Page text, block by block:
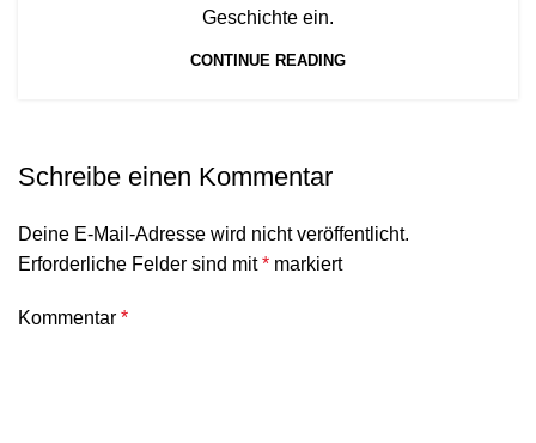
Geschichte ein.
CONTINUE READING
Schreibe einen Kommentar
Deine E-Mail-Adresse wird nicht veröffentlicht.
Erforderliche Felder sind mit* markiert
Kommentar *